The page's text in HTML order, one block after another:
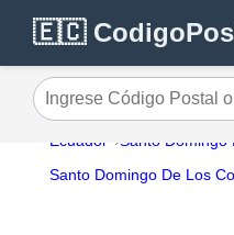
🇪🇨
Ingrese Código Postal o
Ecuador
Santo Domingo
Santo Domingo De Los